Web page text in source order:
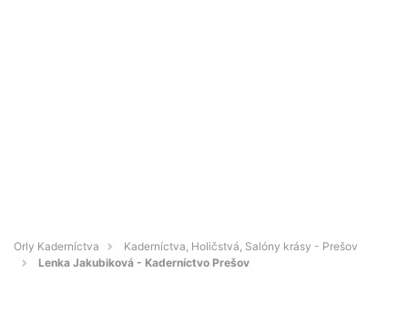
Orly Kaderníctva
Kaderníctva, Holičstvá, Salóny krásy - Prešov
Lenka Jakubiková - Kaderníctvo Prešov